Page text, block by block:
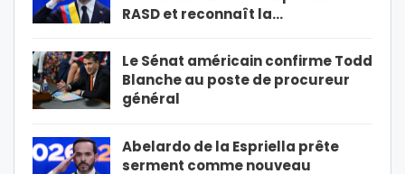
RASD et reconnaît la…
Le Sénat américain confirme Todd
Blanche au poste de procureur
général
Abelardo de la Espriella prête
serment comme nouveau